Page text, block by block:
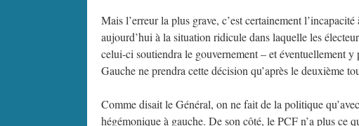
Mais l’erreur la plus grave, c’est certainement
aujourd’hui à la situation ridicule dans laquelle les
celui-ci soutiendra le gouvernement – et éventuellement
Gauche ne prendra cette décision qu’après le deuxième
Comme disait le Général, on ne fait de la politique
hégémonique à gauche. De son côté, le PCF n’a plus ce